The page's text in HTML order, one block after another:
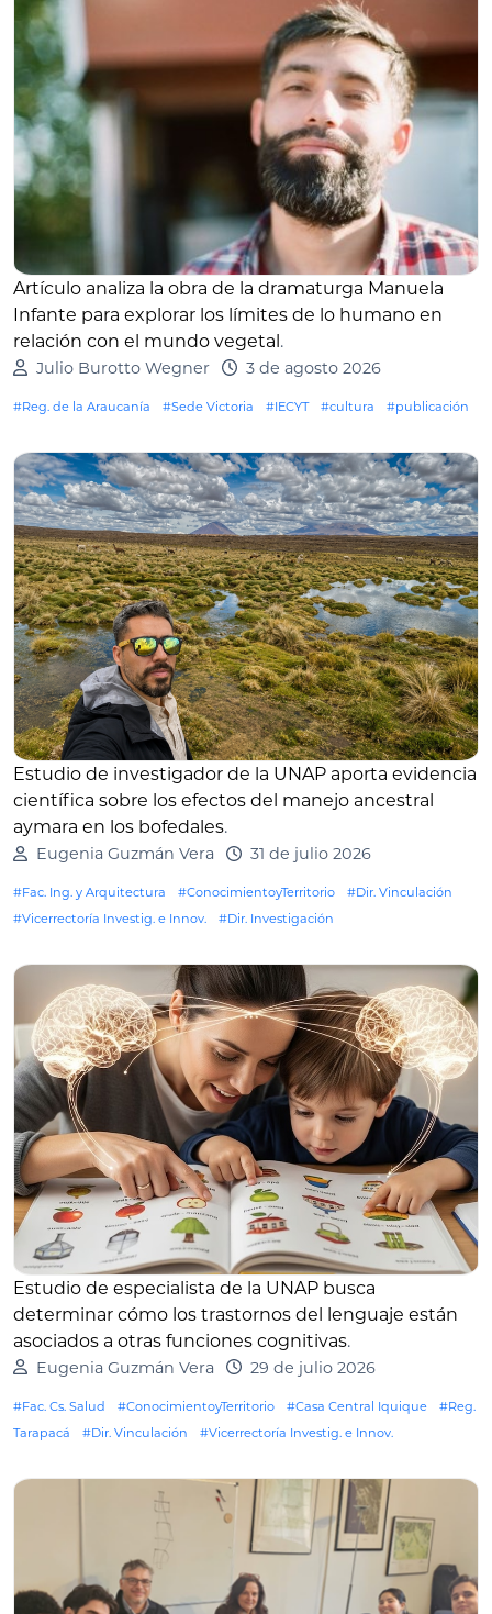
Artículo analiza la obra de la dramaturga Manuela
Infante para explorar los límites de lo humano en
relación con el mundo vegetal.
Julio Burotto Wegner 3 de agosto 2026
#Reg. de la Araucanía #Sede Victoria #IECYT #cultura #publicación
Estudio de investigador de la UNAP aporta evidencia
científica sobre los efectos del manejo ancestral
aymara en los bofedales.
Eugenia Guzmán Vera 31 de julio 2026
#Fac. Ing. y Arquitectura #ConocimientoyTerritorio
#Dir. Vinculación
#Vicerrectoría Investig. e Innov.
#Dir. Investigación
Estudio de especialista de la UNAP busca
determinar cómo los trastornos del lenguaje están
asociados a otras funciones cognitivas.
Eugenia Guzmán Vera 29 de julio 2026
#Fac. Cs. Salud #ConocimientoyTerritorio #Casa Central Iquique
#Reg.
Tarapacá
#Dir. Vinculación #Vicerrectoría Investig. e Innov.